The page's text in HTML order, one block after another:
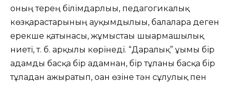
оның терең білімдарлығы, педагогикалық
көзқарастарының ауқымдылығы, балаларға деген
ерекше қатынасы, жұмыстағы шығармашылық
ниеті, т. б. арқылы көрінеді. “Даралық” ұғымы бір
адамды басқа бір адамнан, бір тұлғаны басқа бір
тұлғадан ажыратып, оған өзіне тән сұлулық пен